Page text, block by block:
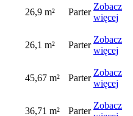
26,9 m² Parter
Zobacz
więcej
26,1 m² Parter
Zobacz
więcej
45,67 m² Parter
Zobacz
więcej
36,71 m² Parter
Zobacz